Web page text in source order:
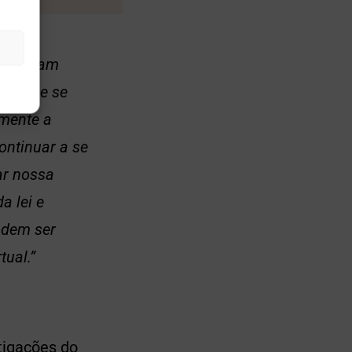
que se
a
a se
nossa
lei e
ser
do